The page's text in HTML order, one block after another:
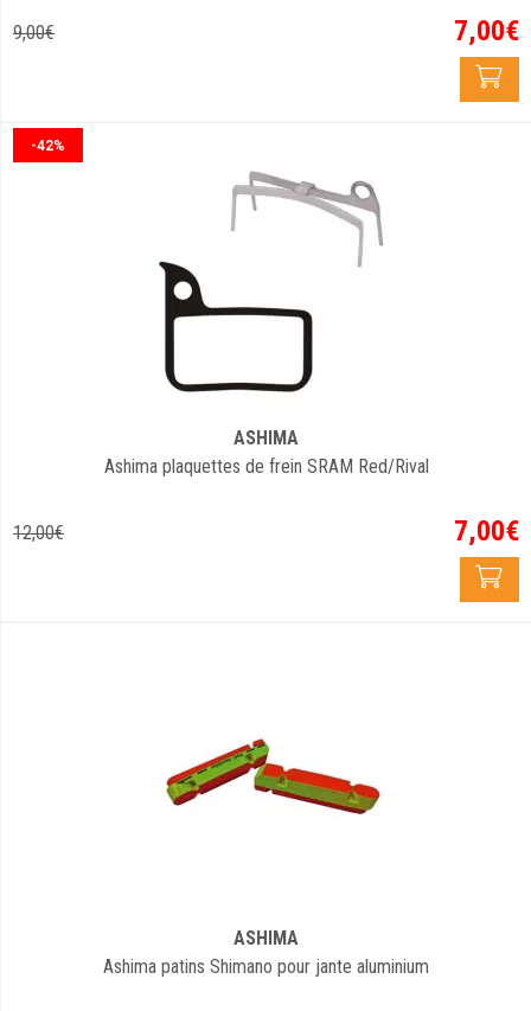
9,00€ 7,00€
-42%
ASHIMA
Ashima plaquettes de frein SRAM Red/Rival
12,00€ 7,00€
ASHIMA
Ashima patins Shimano pour jante aluminium